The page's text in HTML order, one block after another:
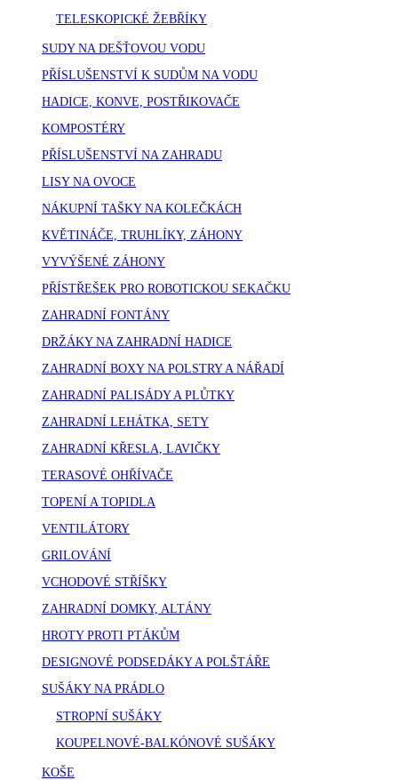
TELESKOPICKÉ ŽEBŘÍKY
SUDY NA DEŠŤOVOU VODU
PŘÍSLUŠENSTVÍ K SUDŮM NA VODU
HADICE, KONVE, POSTŘIKOVAČE
KOMPOSTÉRY
PŘÍSLUŠENSTVÍ NA ZAHRADU
LISY NA OVOCE
NÁKUPNÍ TAŠKY NA KOLEČKÁCH
KVĚTINÁČE, TRUHLÍKY, ZÁHONY
VYVÝŠENÉ ZÁHONY
PŘÍSTŘEŠEK PRO ROBOTICKOU SEKAČKU
ZAHRADNÍ FONTÁNY
DRŽÁKY NA ZAHRADNÍ HADICE
ZAHRADNÍ BOXY NA POLSTRY A NÁŘADÍ
ZAHRADNÍ PALISÁDY A PLŮTKY
ZAHRADNÍ LEHÁTKA, SETY
ZAHRADNÍ KŘESLA, LAVIČKY
TERASOVÉ OHŘÍVAČE
TOPENÍ A TOPIDLA
VENTILÁTORY
GRILOVÁNÍ
VCHODOVÉ STŘÍŠKY
ZAHRADNÍ DOMKY, ALTÁNY
HROTY PROTI PTÁKŮM
DESIGNOVÉ PODSEDÁKY A POLŠTÁŘE
SUŠÁKY NA PRÁDLO
STROPNÍ SUŠÁKY
KOUPELNOVÉ-BALKÓNOVÉ SUŠÁKY
KOŠE